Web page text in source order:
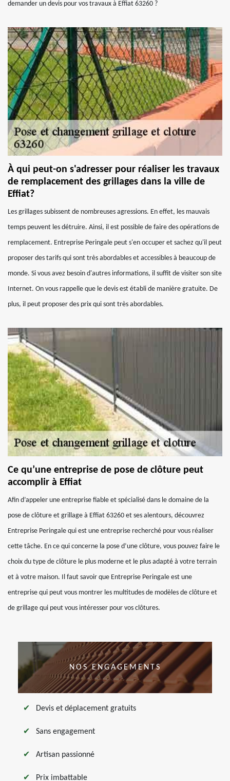
demander un devis pour vos travaux à Effiat 63260 ?
À qui peut-on s'adresser pour réaliser les travaux
de remplacement des grillages dans la ville de
Effiat?
Les grillages subissent de nombreuses agressions. En effet, les mauvais
temps peuvent les détruire. Ainsi, il est possible de faire des opérations de
remplacement. Entreprise Peringale peut s'en occuper et sachez qu'il peut
proposer des tarifs qui sont très abordables et accessibles à beaucoup de
monde. Si vous avez besoin d'autres informations, il suffit de visiter son site
Internet. On vous rappelle que le devis est établi de manière gratuite. De
plus, il peut proposer des prix qui sont très abordables.
Ce qu’une entreprise de pose de clôture peut
accomplir à Effiat
Afin d’appeler une entreprise fiable et spécialisé dans le domaine de la
pose de clôture et grillage à Effiat 63260 et ses alentours, découvrez
Entreprise Peringale qui est une entreprise recherché pour vous réaliser
cette tâche. En ce qui concerne la pose d’une clôture, vous pouvez faire le
choix du type de clôture le plus moderne et le plus adapté à votre terrain
et à votre maison. Il faut savoir que Entreprise Peringale est une
entreprise qui peut vous montrer les multitudes de modèles de clôture et
de grillage qui peut vous intéresser pour vos clôtures.
NOS ENGAGEMENTS
Devis et déplacement gratuits
Sans engagement
Artisan passionné
Prix imbattable